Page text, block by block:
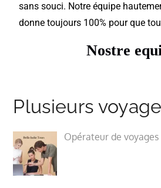
sans souci. Notre équipe
donne toujours 100% pour que
Nostre
Plusieurs
Opérateur de voyages